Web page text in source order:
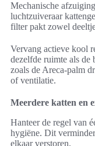
Mechanische
luchtzuiveraar
filter pakt zowel
Vervang actieve kool
dezelfde ruimte als de
zoals de Areca-palm
of ventilatie.
Meerdere katten en
Hanteer de regel van
hygiëne. Dit
elkaar verstoren.